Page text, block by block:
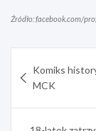
Źródło: facebook.com/
wpisu
Komiks
MCK